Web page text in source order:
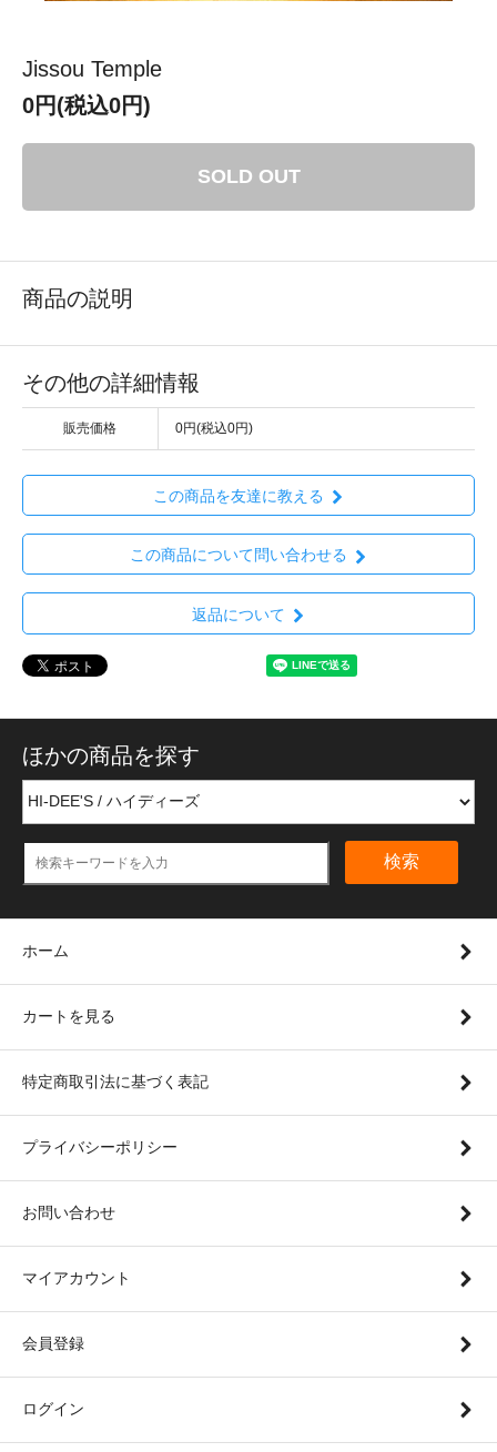
Jissou Temple
0円(税込0円)
SOLD OUT
商品の説明
その他の詳細情報
販売価格 0円(税込0円)
この商品を友達に教える
この商品について問い合わせる
返品について
ほかの商品を探す
検索
ホーム
カートを見る
特定商取引法に基づく表記
プライバシーポリシー
お問い合わせ
マイアカウント
会員登録
ログイン